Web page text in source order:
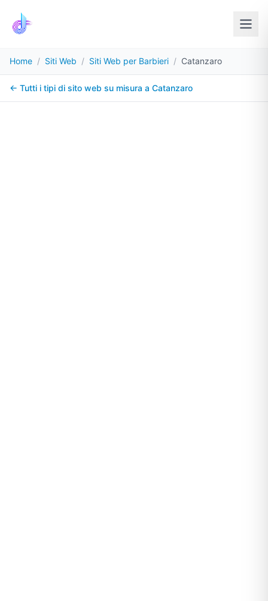
Home / Siti Web / Siti Web per Barbieri / Catanzaro
← Tutti i tipi di sito web su misura a Catanzaro